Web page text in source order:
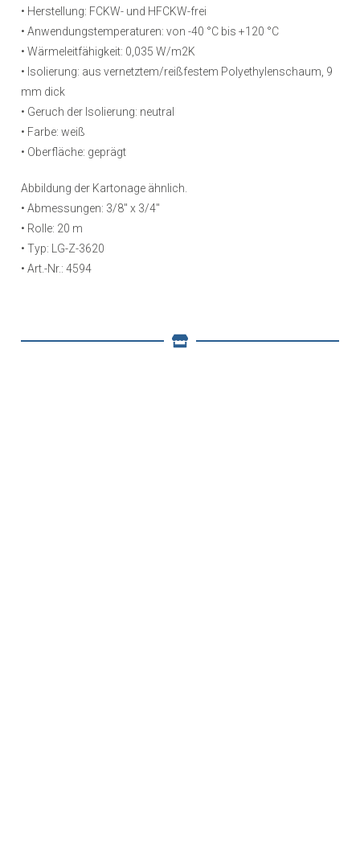
• Herstellung: FCKW- und HFCKW-frei
• Anwendungstemperaturen: von -40 °C bis +120 °C
• Wärmeleitfähigkeit: 0,035 W/m2K
• Isolierung: aus vernetztem/reißfestem Polyethylenschaum, 9
mm dick
• Geruch der Isolierung: neutral
• Farbe: weiß
• Oberfläche: geprägt
Abbildung der Kartonage ähnlich.
• Abmessungen: 3/8″ x 3/4″
• Rolle: 20 m
• Typ: LG-Z-3620
• Art.-Nr.: 4594